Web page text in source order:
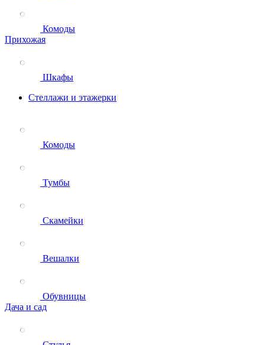
Комоды
Прихожая
Шкафы
Стеллажи и этажерки
Комоды
Тумбы
Скамейки
Вешалки
Обувницы
Дача и сад